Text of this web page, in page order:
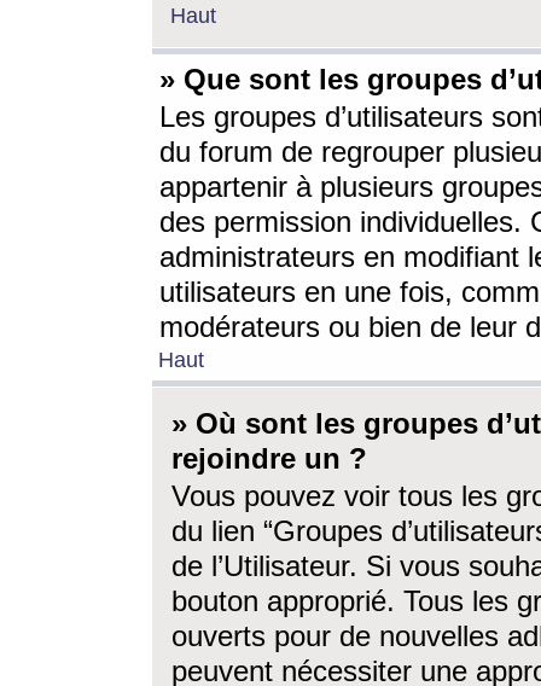
Haut
» Que sont les groupes
Les groupes d’utilisateurs
du forum de regrouper
appartenir à plusieurs
des permission individuelles.
administrateurs en modifiant
utilisateurs en une fois,
modérateurs ou bien de leur
Haut
» Où sont les groupes
rejoindre un ?
Vous pouvez voir tous les
du lien “Groupes
de l’Utilisateur. Si vous
bouton approprié. Tous les
ouverts pour de nouvelles
peuvent nécessiter une